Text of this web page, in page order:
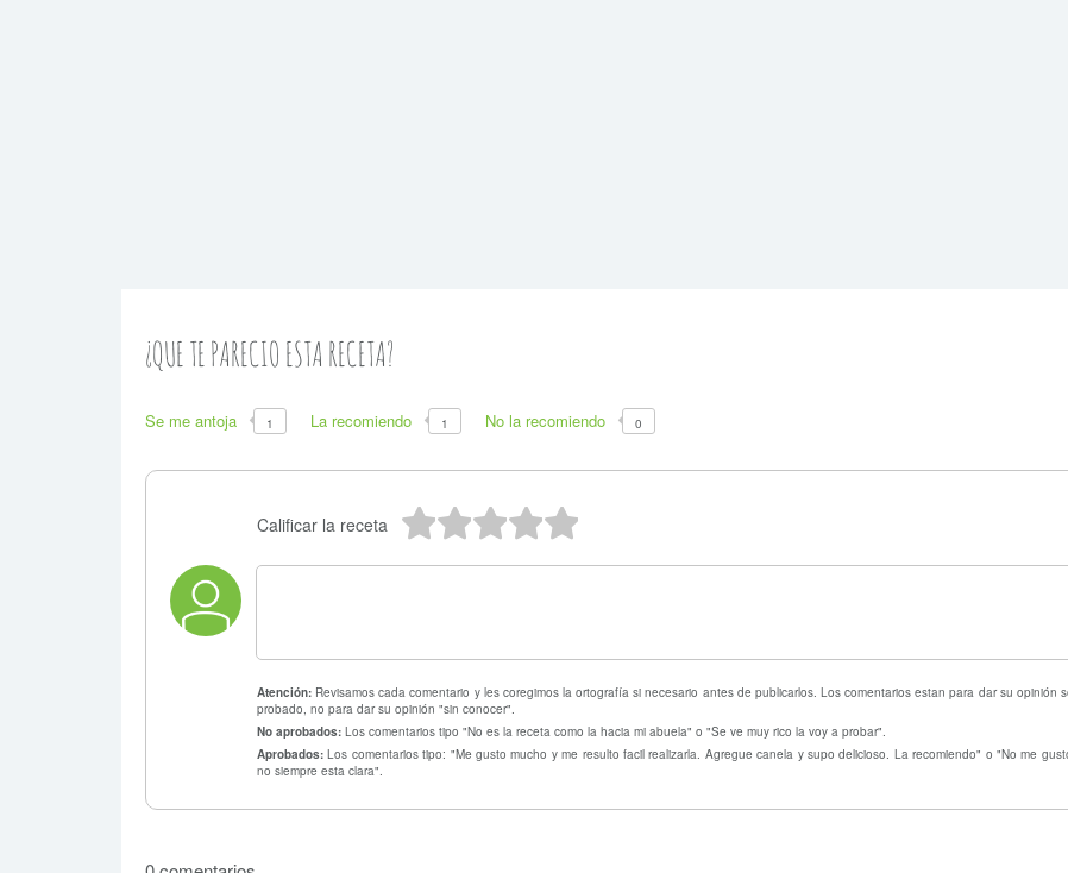
¿QUE TE PARECIO ESTA RECETA?
Se me antoja 1 La recomiendo 1 No la recomiendo 0
Calificar la receta 2 estrellas
3 estrellas
4 estrellas
5 estrellas
Atención: Revisamos cada comentario y les coregimos la ortografía si necesario antes de publicarlos. Los comentarios estan para dar su opinión
probado, no para dar su opinión "sin conocer".
No aprobados: Los comentarios tipo "No es la receta como la hacia mi abuela" o "Se ve muy rico la voy a probar".
Aprobados:Los comentarios tipo: "Me gusto mucho y me resulto facil realizarla. Agregue canela y supo delicioso. La recomiendo" o "No me
no siempre esta clara".